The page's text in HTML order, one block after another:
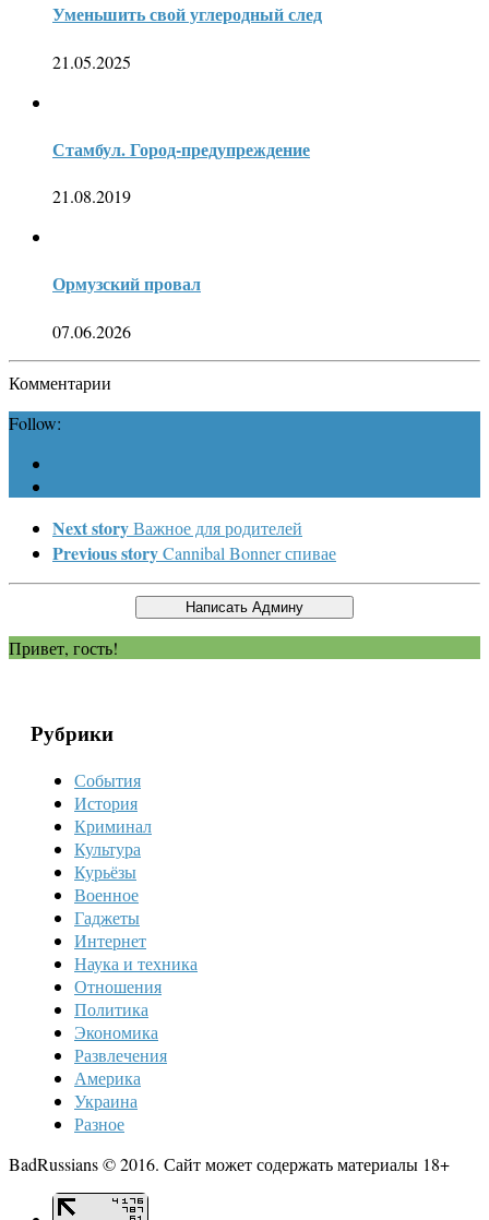
Уменьшить свой углеродный след
21.05.2025
Стамбул. Город-предупреждение
21.08.2019
Ормузский провал
07.06.2026
Комментарии
Follow:
Next storyВажное для родителей
Previous storyCannibal Bonner спивае
Привет, гость!
Рубрики
События
История
Криминал
Культура
Курьёзы
Военное
Гаджеты
Интернет
Наука и техника
Отношения
Политика
Экономика
Развлечения
Америка
Украина
Разное
BadRussians © 2016. Сайт может содержать материалы 18+